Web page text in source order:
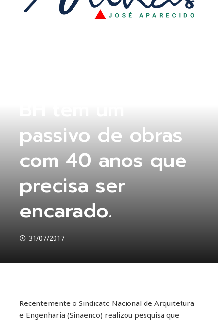
passivo de obras
com 40 anos que
precisa ser
encarado.
31/07/2017
Recentemente o Sindicato Nacional de Arquitetura
e Engenharia (Sinaenco) realizou pesquisa que